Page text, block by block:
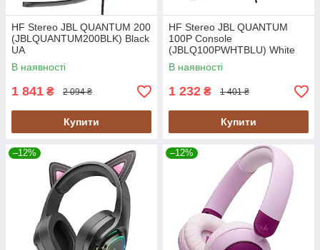
HF Stereo JBL QUANTUM 200
(JBLQUANTUM200BLK) Black
UA
В наявності
1 841 ₴ 2 094 ₴
Купити
HF Stereo JBL QUANTUM
100P Console
(JBLQ100PWHTBLU) White
UA
В наявності
1 232 ₴ 1 401 ₴
Купити
–12% –12%